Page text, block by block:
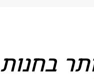
בחנות